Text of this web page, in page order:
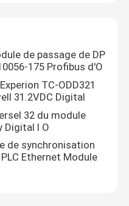
de passage de DP
175 Profibus d'O
TC-ODD321
31.2VDC Digital
32 du module
Digital I O
de synchronisation
Ethernet Module